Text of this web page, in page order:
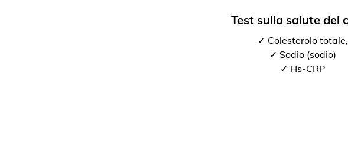
Test sulla salute del
✓ Colesterolo totale,
✓ Sodio (sodio)
✓ Hs-CRP